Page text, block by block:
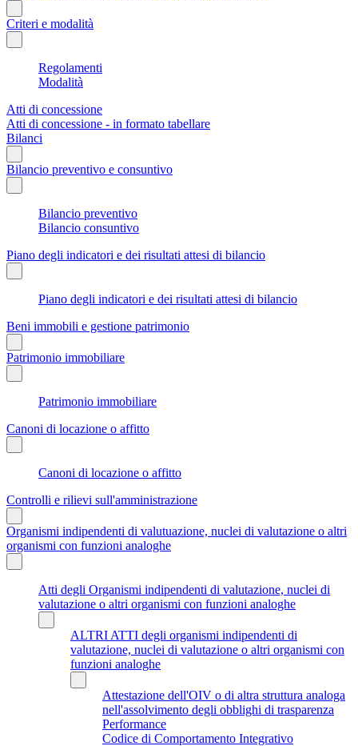
Criteri e modalità
Regolamenti
Modalità
Atti di concessione
Atti di concessione - in formato tabellare
Bilanci
Bilancio preventivo e consuntivo
Bilancio preventivo
Bilancio consuntivo
Piano degli indicatori e dei risultati attesi di bilancio
Piano degli indicatori e dei risultati attesi di bilancio
Beni immobili e gestione patrimonio
Patrimonio immobiliare
Patrimonio immobiliare
Canoni di locazione o affitto
Canoni di locazione o affitto
Controlli e rilievi sull'amministrazione
Organismi indipendenti di valutuazione, nuclei di valutazione o altri
organismi con funzioni analoghe
Atti degli Organismi indipendenti di valutazione, nuclei di
valutazione o altri organismi con funzioni analoghe
ALTRI ATTI degli organismi indipendenti di
valutazione, nuclei di valutazione o altri organismi con
funzioni analoghe
Attestazione dell'OIV o di altra struttura analoga
nell'assolvimento degli obblighi di trasparenza
Performance
Codice di Comportamento Integrativo